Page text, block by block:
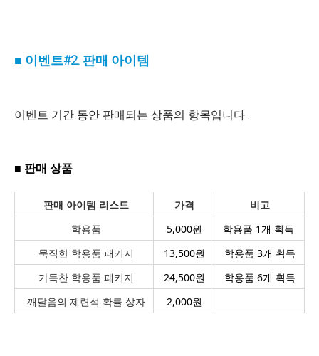
■ 이벤트#2. 판매 아이템
이벤트 기간 동안 판매되는 상품의 항목입니다.
■ 판매 상품
판매 아이템 리스트 가격
비고
학용품
5,000원
학용품 1개 획득
묵직한 학용품 패키지
13,500원
학용품 3개 획득
가득찬 학용품 패키지
24,500원
학용품 6개 획득
깨달음의 제련석 확률 상자
2,000원